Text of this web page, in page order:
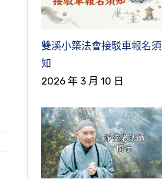
雙溪小築法會接駁車報名須
知
2026 年 3 月 10 日